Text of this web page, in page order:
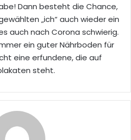
Dann besteht die Chance,
„ich“ auch wieder ein
auch nach Corona schwierig.
ein guter Nährboden für
eine erfundene, die auf
steht.